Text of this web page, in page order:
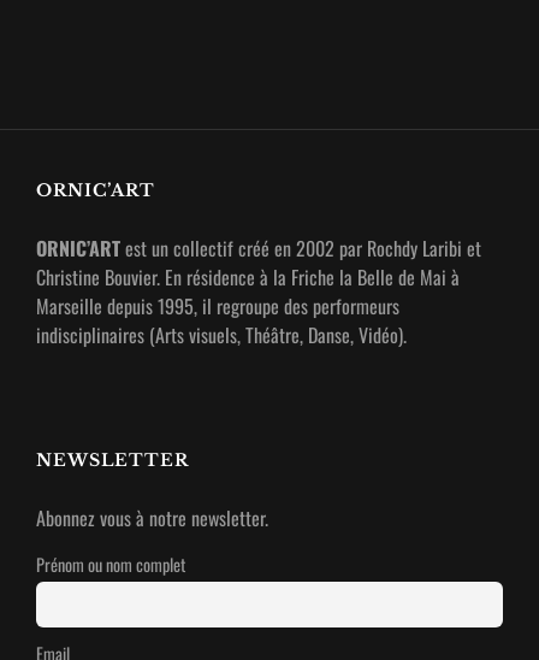
ORNIC’ART
ORNIC’ARTest un collectif créé en 2002 par Rochdy Laribi et
Christine Bouvier. En résidence à la Friche la Belle de Mai à
Marseille depuis 1995, il regroupe des performeurs
indisciplinaires (Arts visuels, Théâtre, Danse, Vidéo).
NEWSLETTER
Abonnez vous à notre newsletter.
Prénom ou nom complet
Email